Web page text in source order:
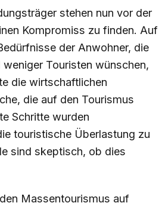
stehen nun vor der
Kompromiss zu finden. Auf
der Anwohner, die
weniger Touristen wünschen,
die wirtschaftlichen
die auf den Tourismus
Schritte wurden
touristische Überlastung zu
sind skeptisch, ob dies
Massentourismus auf